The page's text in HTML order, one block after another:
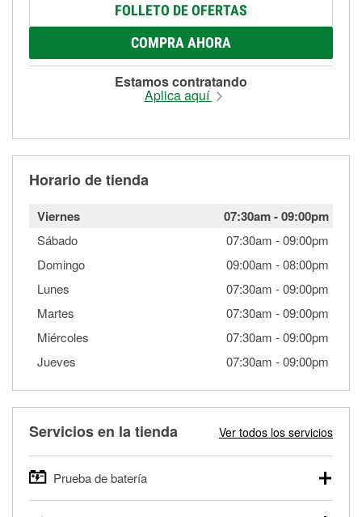
FOLLETO DE OFERTAS
COMPRA AHORA
Estamos contratando
Aplica aquí
Horario de tienda
Viernes 07:30am-09:00pm
Sábado 07:30am -09:00pm
Domingo
09:00am -08:00pm
Lunes
07:30am -09:00pm
Martes
07:30am -09:00pm
Miércoles
07:30am -09:00pm
Jueves
07:30am -09:00pm
Servicios en la tienda Ver todos los servicios
Prueba de batería